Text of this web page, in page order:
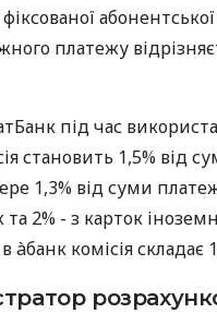
платежу
під час
становить 1,5% від
1,3% від суми
та 2% - з карток
àбанк комісія складає